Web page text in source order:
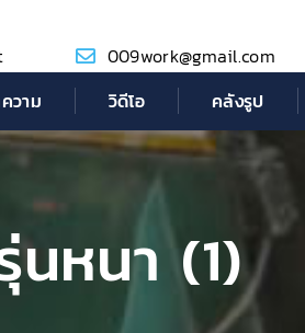
009work@gmail.com
วาม วิดีโอ คลังรูป
หนา (1)